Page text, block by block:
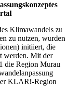
Klimawandels zu
zu nutzen, wurden
initiiert, die
werden. Mit der
die Region Murau
KLAR!-Region